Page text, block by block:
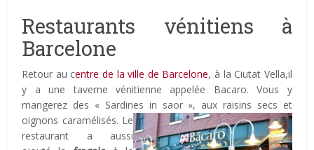
Restaurants vénitiens à
Barcelone
Retour au centre de la ville de Barcelone, à la Ciutat Vella,il
y a une taverne vénitienne appelée Bacaro. Vous y
mangerez des « Sardines in saor », aux raisins secs et
oignons caramélisés. Le
restaurant a aussi